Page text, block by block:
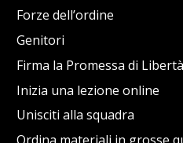
Forze dell’ordine
Genitori
Firma la Promessa di
Inizia una lezione online
Unisciti alla squadra